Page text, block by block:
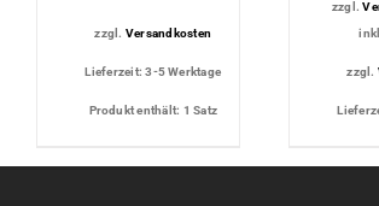
zzgl. Versandkosten
Lieferzeit:3-5 Werktage
Produkt enthält: 1Satz
zzgl.
zzgl.